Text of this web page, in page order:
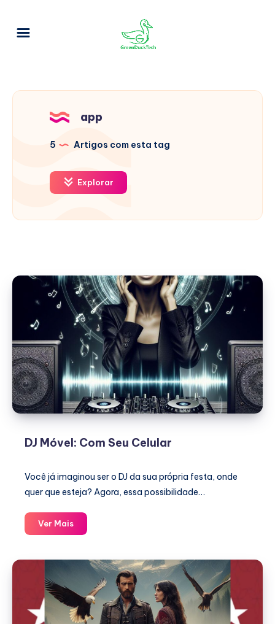
app
5 Artigos com esta tag
Explorar
DJ Móvel: Com Seu Celular
Você já imaginou ser o DJ da sua própria festa, onde
quer que esteja? Agora, essa possibilidade…
Ver MaisDJ
Móvel:
Celular